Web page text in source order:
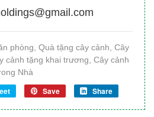
phòng Quà tặng cây cảnh Cây
cảnh tặng khai trương Cây cảnh
Nhà
Save Share